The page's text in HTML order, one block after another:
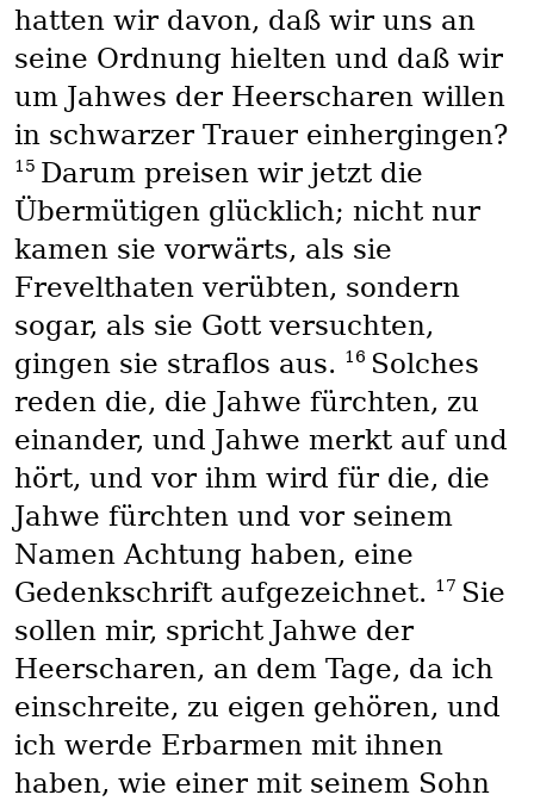
hatten wir davon, daß wir uns an
seine Ordnung hielten und daß wir
um Jahwes der Heerscharen willen
in schwarzer Trauer einhergingen?
15 Darum preisen wir jetzt die
Übermütigen glücklich; nicht nur
kamen sie vorwärts, als sie
Frevelthaten verübten, sondern
sogar, als sie Gott versuchten,
gingen sie straflos aus. 16 Solches
reden die, die Jahwe fürchten, zu
einander, und Jahwe merkt auf und
hört, und vor ihm wird für die, die
Jahwe fürchten und vor seinem
Namen Achtung haben, eine
Gedenkschrift aufgezeichnet. 17 Sie
sollen mir, spricht Jahwe der
Heerscharen, an dem Tage, da ich
einschreite, zu eigen gehören, und
ich werde Erbarmen mit ihnen
haben, wie einer mit seinem Sohn